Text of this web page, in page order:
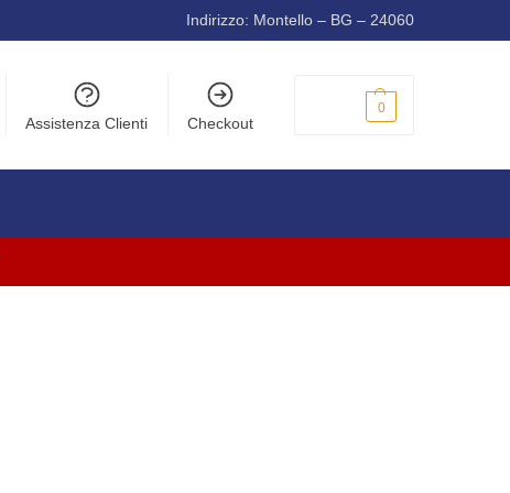
Indirizzo: Montello – BG – 24060
Assistenza Clienti Checkout
0